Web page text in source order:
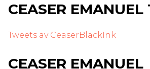
CEASER
Tweets av CeaserBlackInk
CEASER EMANUEL